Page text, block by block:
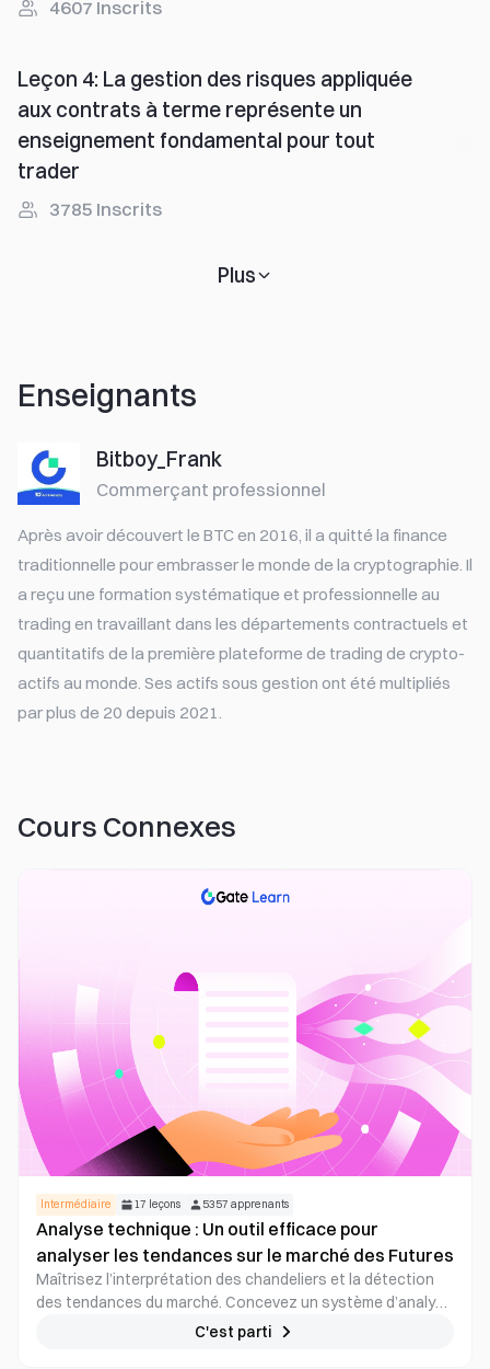
4607 Inscrits
Leçon 4: La gestion des risques appliquée
aux contrats à terme représente un
enseignement fondamental pour tout
trader
3785 Inscrits
Plus
Enseignants
Bitboy_Frank
Commerçant professionnel
Après avoir découvert le BTC en 2016, il a quitté la finance
traditionnelle pour embrasser le monde de la cryptographie. Il
a reçu une formation systématique et professionnelle au
trading en travaillant dans les départements contractuels et
quantitatifs de la première plateforme de trading de crypto-
actifs au monde. Ses actifs sous gestion ont été multipliés
par plus de 20 depuis 2021.
Cours Connexes
Intermédiaire 17 leçons 5357 apprenants
Analyse technique : Un outil efficace pour
analyser les tendances sur le marché des Futures
Maîtrisez l’interprétation des chandeliers et la détection
des tendances du marché. Concevez un système d’analyse
technique solide afin de prendre des décisions de trading
C'est parti